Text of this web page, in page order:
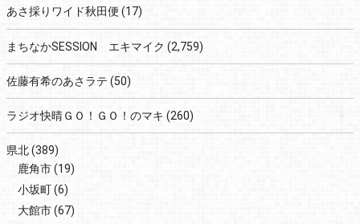
あさ採りワイド秋田便 (17)
まちなかSESSION エキマイク (2,759)
佐藤有希のあさラテ (50)
ラジオ快晴ＧＯ！ＧＯ！のマキ (260)
県北(389)
鹿角市(19)
小坂町(6)
大館市(67)